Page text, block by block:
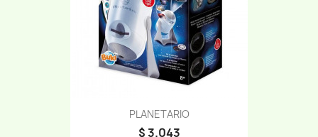
PLANETARIO
$ 3.043